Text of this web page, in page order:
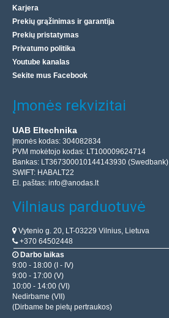
Karjera
Prekių grąžinimas ir garantija
Prekių pristatymas
Privatumo politika
Youtube kanalas
Sekite mus Facebook
Įmonės rekvizitai
UAB Eltechnika
Įmonės kodas: 304082834
PVM mokėtojo kodas: LT100009624714
Bankas: LT367300010144143930 (Swedbank)
SWIFT: HABALT22
El. paštas: info@anodas.lt
Vilniaus parduotuvė
Vytenio g. 20, LT-03229 Vilnius, Lietuva
+370 64502448
Darbo laikas
9:00 - 18:00 (I - IV)
9:00 - 17:00 (V)
10:00 - 14:00 (VI)
Nedirbame (VII)
(Dirbame be pietų pertraukos)